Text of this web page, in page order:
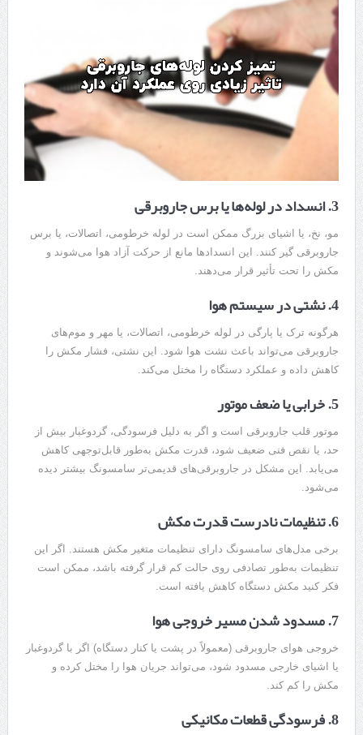
3. انسداد در لوله‌ها یا برس جاروبرقی
مو، نخ، یا اشیای بزرگ ممکن است در لوله خرطومی، اتصالات، یا برس
جاروبرقی گیر کنند. این انسدادها مانع از حرکت آزاد هوا می‌شوند و
مکش را تحت تأثیر قرار می‌دهند.
4. نشتی در سیستم هوا
هرگونه ترک یا پارگی در لوله خرطومی، اتصالات، یا مهر و موم‌های
جاروبرقی می‌تواند باعث نشت هوا شود. این نشتی، فشار مکش را
کاهش داده و عملکرد دستگاه را مختل می‌کند.
5. خرابی یا ضعف موتور
موتور قلب جاروبرقی است و اگر به دلیل فرسودگی، گردوغبار بیش از
حد، یا نقص فنی ضعیف شود، قدرت مکش به‌طور قابل‌توجهی کاهش
می‌یابد. این مشکل در جاروبرقی‌های قدیمی‌تر سامسونگ بیشتر دیده
می‌شود.
6. تنظیمات نادرست قدرت مکش
برخی مدل‌های سامسونگ دارای تنظیمات متغیر مکش هستند. اگر این
تنظیمات به‌طور تصادفی روی حالت کم قرار گرفته باشد، ممکن است
فکر کنید مکش دستگاه کاهش یافته است.
7. مسدود شدن مسیر خروجی هوا
خروجی هوای جاروبرقی (معمولاً در پشت یا کنار دستگاه) اگر با گردوغبار
یا اشیای خارجی مسدود شود، می‌تواند جریان هوا را مختل کرده و
مکش را کم کند.
8. فرسودگی قطعات مکانیکی